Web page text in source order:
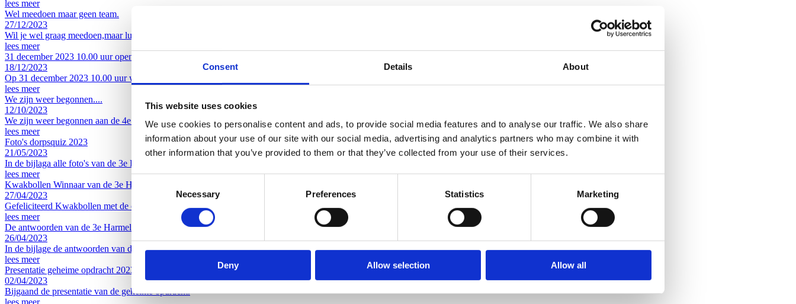
Consent Details About
This website uses cookies
We use cookies to personalise content and ads, to provide social media features and to analyse our traffic. We also share
information about your use of our site with our social media, advertising and analytics partners who may combine it with
other information that you’ve provided to them or that they’ve collected from your use of their services.
Consent
Necessary Preferences Statistics Marketing
Deny Allow selection Allow all
lees meer
Wel meedoen maar geen team.
27/12/2023
Wil je wel graag meedoen,maar lukt het je niet om een team te vormen? Wij kunnen je wellicht
lees meer
31 december 2023 10.00 uur opening inschrijving Dorpsquiz 6 april 2024
18/12/2023
Op 31 december 2023 10.00 uur wordt de inschrijving Dorpsquiz 6 april 2024 opengezet.
lees meer
We zijn weer begonnen....
12/10/2023
We zijn weer begonnen aan de 4e Harmelense Dorpsquiz. Lekker een avondje ideeën spuien. We hebben er
lees meer
Foto's dorpsquiz 2023
21/05/2023
In de bijlaga alle foto's van de 3e Harmelense Dorpsquiz. Alle prijzengelden zijn inmiddels
lees meer
Kwakbollen Winnaar van de 3e Harmelense Dorpsquiz
27/04/2023
Gefeliciteerd Kwakbollen met de overwinning van de 3e Harmelense Dorpsquiz 500 euro wordt er door
lees meer
De antwoorden van de 3e Harmelense dorpsquiz
26/04/2023
In de bijlage de antwoorden van de 3e Harmelense Dorpsquiz
lees meer
Presentatie geheime opdracht 2023
02/04/2023
Bijgaand de presentatie van de geheime opdracht.
lees meer